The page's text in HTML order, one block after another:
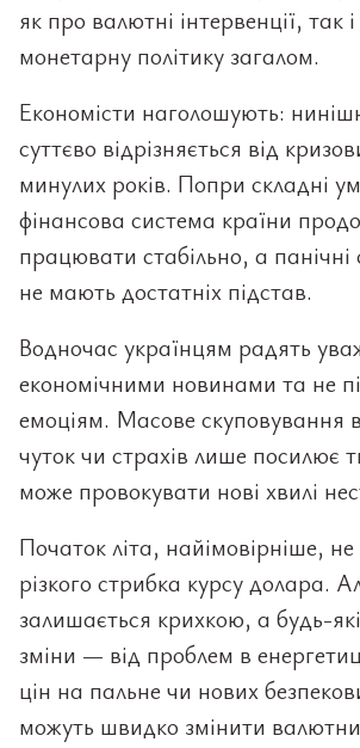
як про валютні інтервенції, так
монетарну політику загалом.
Економісти наголошують:
суттєво відрізняється від
минулих років. Попри складні
фінансова система країни
працювати стабільно, а панічні
не мають достатніх підстав.
Водночас українцям радять
економічними новинами та не
емоціям. Масове скуповування
чуток чи страхів лише посилює
може провокувати нові хвилі
Початок літа, найімовірніше,
різкого стрибка курсу долара.
залишається крихкою, а будь-
зміни — від проблем в
цін на пальне чи нових
можуть швидко змінити